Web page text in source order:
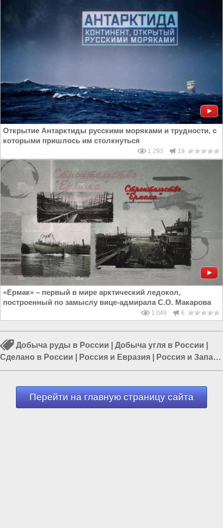
Открытие Антарктиды русскими моряками и трудности, с
которыми пришлось им столкнуться
1 293 19
«Ермак» – первый в мире арктический ледокол,
построенный по замыслу вице-адмирала С.О. Макарова
1 049 6
Добыча руды в России Добыча угля в России
Сделано в России
Россия и Евразия Россия и Запад|
Образование в России|Россия и Европа
Перейти на главную страницу сайта